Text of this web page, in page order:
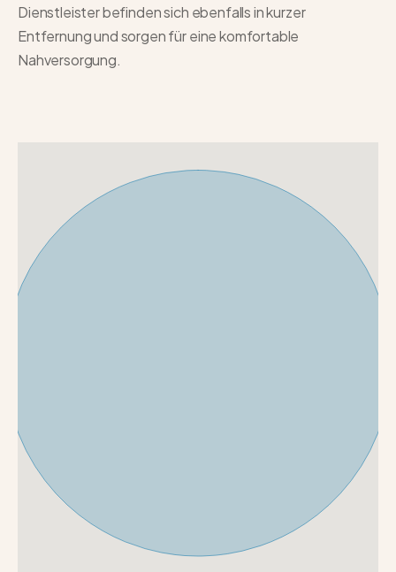
Dienstleister befinden sich ebenfalls in kurzer
Entfernung und sorgen für eine komfortable
Nahversorgung.